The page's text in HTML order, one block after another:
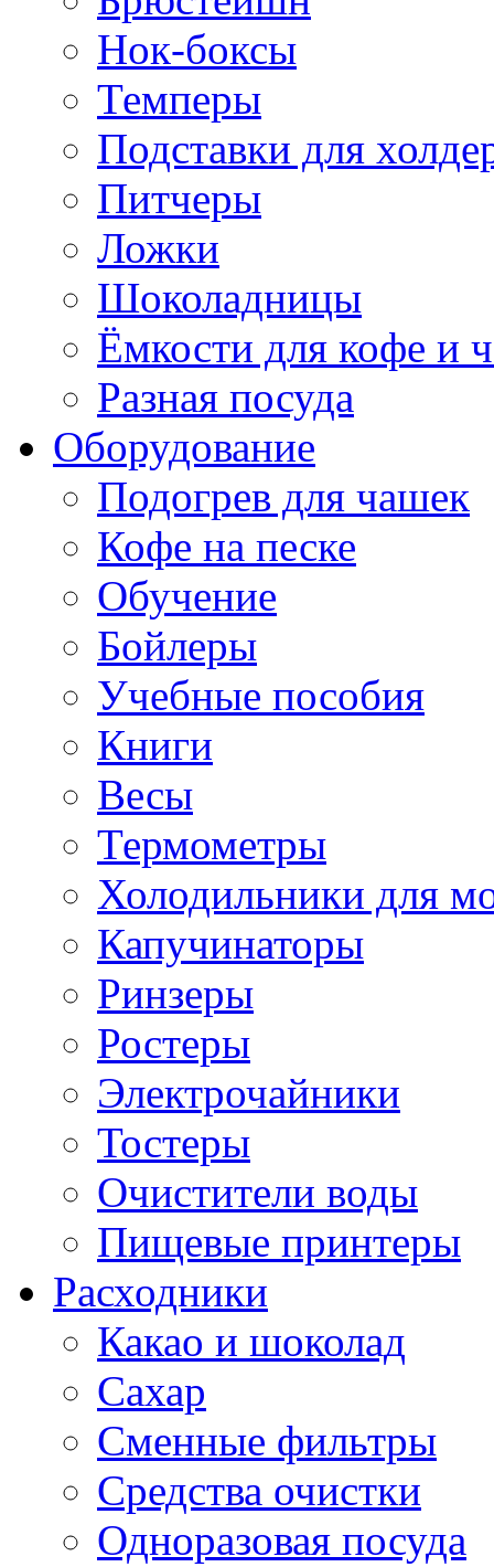
Нок-боксы
Темперы
Подставки для
Питчеры
Ложки
Шоколадницы
Ёмкости для кофе и
Разная посуда
Оборудование
Подогрев для чашек
Кофе на песке
Обучение
Бойлеры
Учебные пособия
Книги
Весы
Термометры
Холодильники для
Капучинаторы
Ринзеры
Ростеры
Электрочайники
Тостеры
Очистители воды
Пищевые принтеры
Расходники
Какао и шоколад
Сахар
Сменные фильтры
Средства очистки
Одноразовая посуда